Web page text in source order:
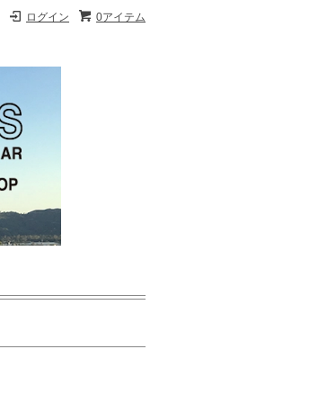
0アイテム
ログイン